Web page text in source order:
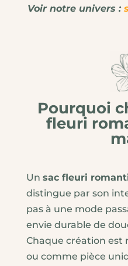
Voir notre univers :
Pourquoi
fleuri
Un sac fleuri
distingue par son
pas à une mode
envie durable de
Chaque création est
ou comme pièce